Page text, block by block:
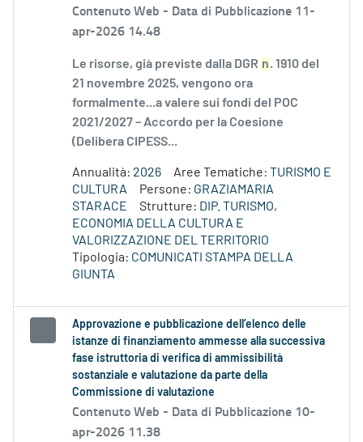
Contenuto Web - Data di Pubblicazione 11-
apr-2026 14.48
Le risorse, già previste dalla DGR n. 1910 del
21 novembre 2025, vengono ora
formalmente...a valere sui fondi del POC
2021/2027 – Accordo per la Coesione
(Delibera CIPESS...
Annualità: 2026 Aree Tematiche: TURISMO E
CULTURA
Persone: GRAZIAMARIA
STARACE
Strutture: DIP. TURISMO,
ECONOMIA DELLA CULTURA E
VALORIZZAZIONE DEL TERRITORIO
Tipologia: COMUNICATI STAMPA DELLA
GIUNTA
Approvazione e pubblicazione dell’elenco delle
istanze di finanziamento ammesse alla successiva
fase istruttoria di verifica di ammissibilità
sostanziale e valutazione da parte della
Commissione di valutazione
Contenuto Web - Data di Pubblicazione 10-
apr-2026 11.38